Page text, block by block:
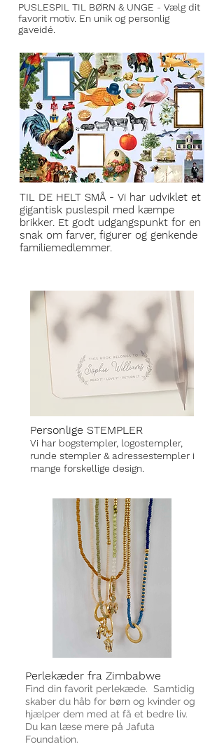
PUSLESPIL TIL BØRN & UNGE - Vælg dit
favorit motiv. En unik og personlig
gaveidé.
TIL DE HELT SMÅ - Vi har udviklet et
gigantisk puslespil med kæmpe
brikker. Et godt udgangspunkt for en
snak om farver, figurer og genkende
familiemedlemmer.
Personlige STEMPLER
Vi har bogstempler, logostempler,
runde stempler & adressestempler i
mange forskellige design.
Perlekæder fra Zimbabwe
Find din favorit perlekæde. Samtidig
skaber du håb for børn og kvinder og
hjælper dem med at få et bedre liv.
Du kan læse mere på Jafuta
Foundation.